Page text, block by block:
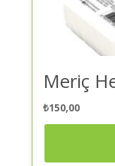
₺150,00